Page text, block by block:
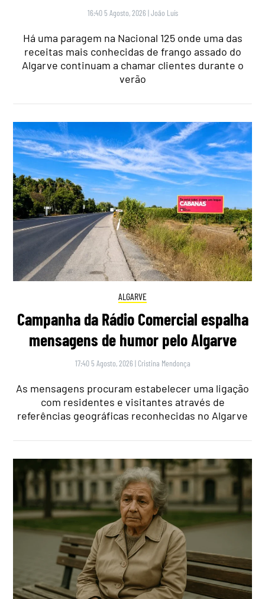
16:40 5 Agosto, 2026 |João Luís
Há uma paragem na Nacional 125 onde uma das
receitas mais conhecidas de frango assado do
Algarve continuam a chamar clientes durante o
verão
ALGARVE
Campanha da Rádio Comercial espalha
mensagens de humor pelo Algarve
17:40 5 Agosto, 2026 | Cristina Mendonça
As mensagens procuram estabelecer uma ligação
com residentes e visitantes através de
referências geográficas reconhecidas no Algarve